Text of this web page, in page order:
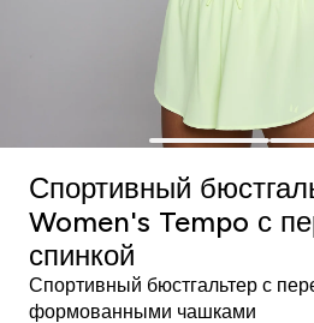
Спортивный
Women's Tempo с
спинкой
Спортивный бюстгальтер с
формованными чашками